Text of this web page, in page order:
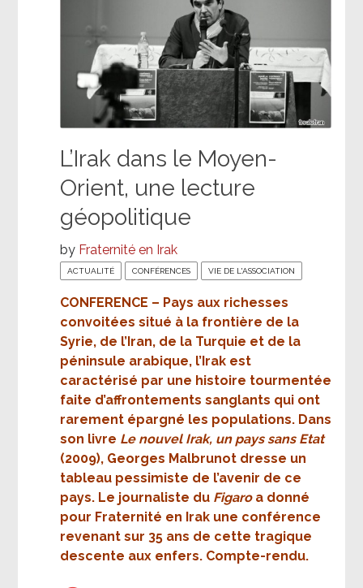
L’Irak dans le Moyen-
Orient, une lecture
géopolitique
by Fraternité en Irak
ACTUALITÉ CONFÉRENCES VIE DE L'ASSOCIATION
CONFERENCE – Pays aux richesses
convoitées situé à la frontière de la
Syrie, de l’Iran, de la Turquie et de la
péninsule arabique, l’Irak est
caractérisé par une histoire tourmentée
faite d’affrontements sanglants qui ont
rarement épargné les populations. Dans
son livre Le nouvel Irak, un pays sans Etat
(2009), Georges Malbrunot dresse un
tableau pessimiste de l’avenir de ce
pays. Le journaliste du Figaro a donné
pour Fraternité en Irak une conférence
revenant sur 35 ans de cette tragique
descente aux enfers. Compte-rendu.